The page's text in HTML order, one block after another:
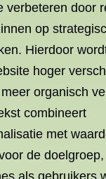
verbeteren door
op
Hierdoor
hoger
organisch
combineert
met
de
als gebruikers